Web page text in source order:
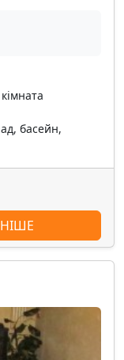
басейн,